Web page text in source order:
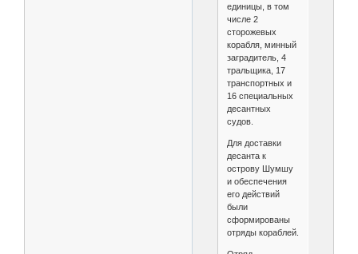
единицы, в том
числе 2
сторожевых
корабля, минный
заградитель, 4
тральщика, 17
транспортных и
16 специальных
десантных
судов.
Для доставки
десанта к
острову Шумшу
и обеспечения
его действий
были
сформированы
отряды кораблей.